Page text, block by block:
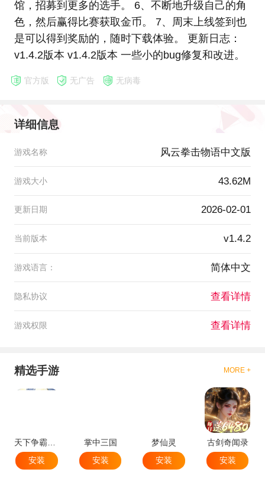
馆，招募到更多的选手。 6、不断地升级自己的角
色，然后赢得比赛获取金币。 7、周末上线签到也
是可以得到奖励的，随时下载体验。 更新日志：
v1.4.2版本 v1.4.2版本 一些小的bug修复和改进。
官方版 无广告 无病毒
详细信息
游戏名称 风云拳击物语中文版
游戏大小 43.62M
更新日期 2026-02-01
当前版本 v1.4.2
游戏语言： 简体中文
隐私协议 查看详情
游戏权限 查看详情
精选手游 MORE +
天下争霸三国志
安装
掌中三国
安装
梦仙灵
安装
古剑奇闻录
安装